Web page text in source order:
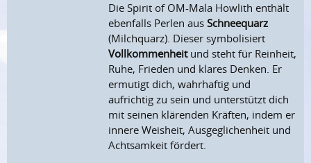
Die Spirit of OM-Mala Howlith enthält
ebenfalls Perlen ausSchneequarz
(Milchquarz). Dieser symbolisiert
Vollkommenheit und steht für Reinheit,
Ruhe, Frieden und klares Denken. Er
ermutigt dich, wahrhaftig und
aufrichtig zu sein und unterstützt dich
mit seinen klärenden Kräften, indem er
innere Weisheit, Ausgeglichenheit und
Achtsamkeit fördert.